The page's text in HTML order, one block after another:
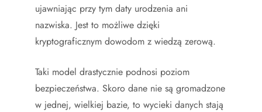
ujawniając przy tym daty urodzenia ani
nazwiska. Jest to możliwe dzięki
kryptograficznym dowodom z wiedzą zerową.
Taki model drastycznie podnosi poziom
bezpieczeństwa. Skoro dane nie są gromadzone
w jednej, wielkiej bazie, to wycieki danych stają